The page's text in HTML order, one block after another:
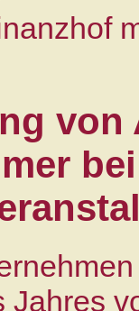
bei
Jahres